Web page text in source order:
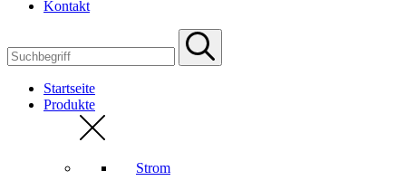
Kontakt
Startseite
Produkte
Strom